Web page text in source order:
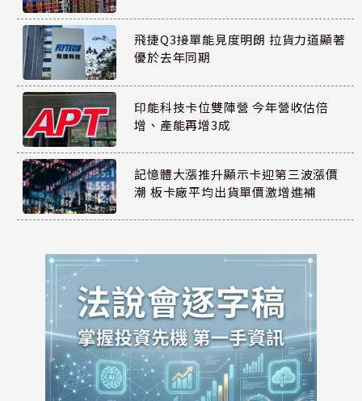
飛捷Q3接單能見度明朗 拉貨力道顯著
優於去年同期
印能科技卡位雙陣營 今年營收估倍
增、產能再增3成
記憶體大漲推升顯示卡迎第三波漲價
潮 板卡廠平均出貨單價激增進補